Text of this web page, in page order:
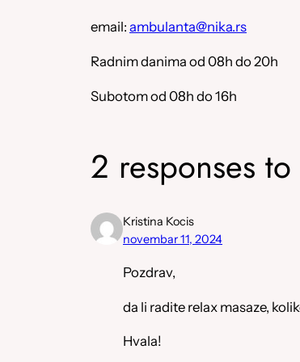
email: ambulanta@nika.rs
Radnim danima od 08h do 20h
Subotom od 08h do 16h
2 responses
Kristina Kocis
novembar 11, 2024
Pozdrav,
da li radite relax masaze,
Hvala!